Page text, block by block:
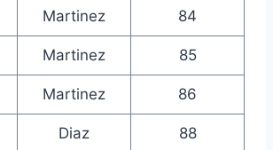
Martinez 84
Martinez 85
Martinez 86
Diaz 88